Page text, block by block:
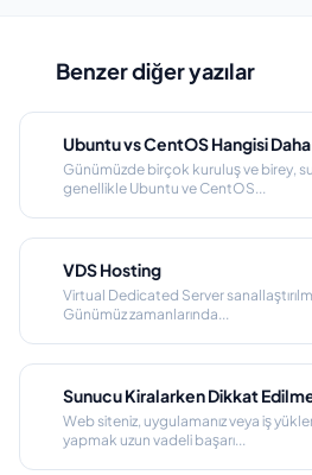
Benzer diğer yazılar
Ubuntu vs CentOS Hangisi
Günümüzde birçok kuruluş ve birey,
genellikle Ubuntu ve CentOS...
VDS Hosting
Virtual Dedicated Server
Günümüz zamanlarında...
Sunucu Kiralarken Dikkat
Web siteniz, uygulamanız veya iş
yapmak uzun vadeli başarı...